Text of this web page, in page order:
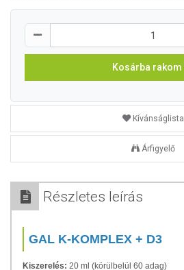
Kosárba rakom
Kívánságlista
Árfigyelő
Részletes leírás
GAL K-KOMPLEX + D3
Kiszerelés: 20 ml (körülbelül 60 adag)